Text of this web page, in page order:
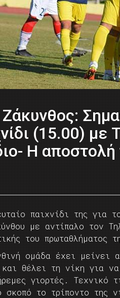
(15.00) με
Η
παιχνίδι της για
με αντίπαλο τον
του πρωταθλήματος
ομάδα έχει μείνει
και θέλει τη νίκη για
γιορτές. Τεχνικό
σκοπό το τρίποντο της